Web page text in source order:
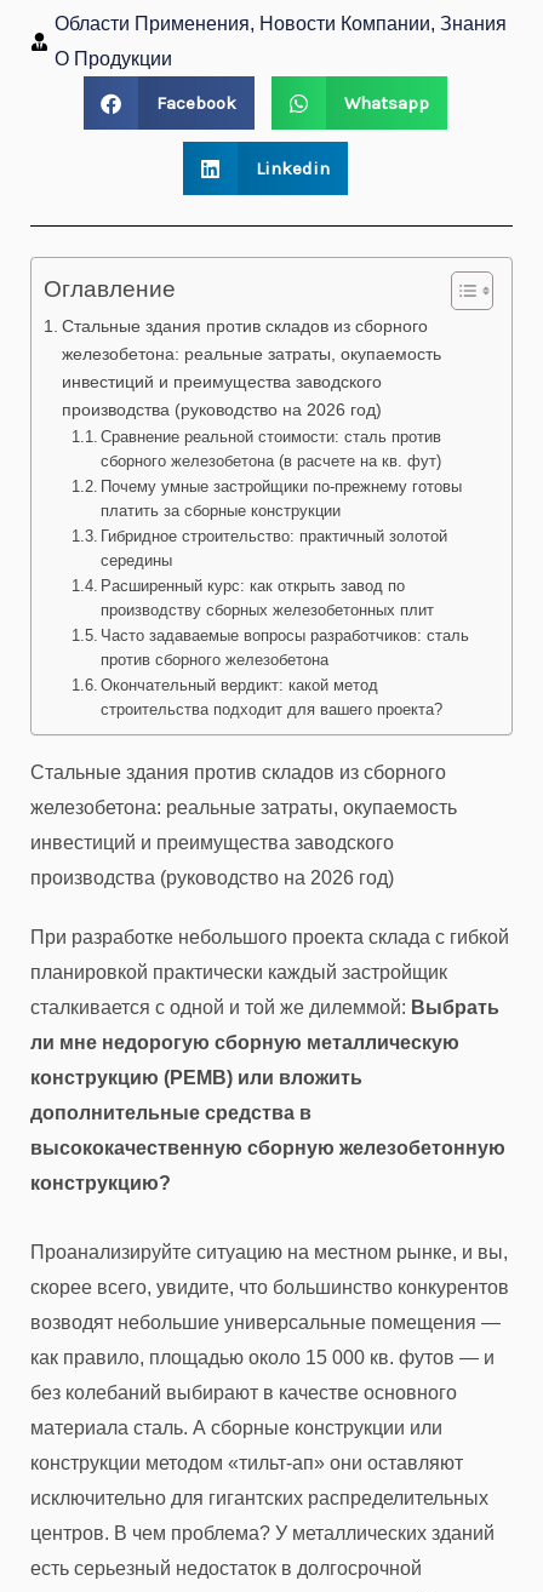
Области Применения, Новости Компании, Знания
О Продукции
Facebook Whatsapp
Linkedin
Оглавление
Стальные здания против складов из сборного
железобетона: реальные затраты, окупаемость
инвестиций и преимущества заводского
производства (руководство на 2026 год)
Сравнение реальной стоимости: сталь против
сборного железобетона (в расчете на кв. фут)
Почему умные застройщики по-прежнему готовы
платить за сборные конструкции
Гибридное строительство: практичный золотой
середины
Расширенный курс: как открыть завод по
производству сборных железобетонных плит
Часто задаваемые вопросы разработчиков: сталь
против сборного железобетона
Окончательный вердикт: какой метод
строительства подходит для вашего проекта?
Стальные здания против складов из сборного
железобетона: реальные затраты, окупаемость
инвестиций и преимущества заводского
производства (руководство на 2026 год)
При разработке небольшого проекта склада с гибкой
планировкой практически каждый застройщик
сталкивается с одной и той же дилеммой: Выбрать
ли мне недорогую сборную металлическую
конструкцию (PEMB) или вложить
дополнительные средства в
высококачественную сборную железобетонную
конструкцию?
Проанализируйте ситуацию на местном рынке, и вы,
скорее всего, увидите, что большинство конкурентов
возводят небольшие универсальные помещения —
как правило, площадью около 15 000 кв. футов — и
без колебаний выбирают в качестве основного
материала сталь. А сборные конструкции или
конструкции методом «тильт-ап» они оставляют
исключительно для гигантских распределительных
центров. В чем проблема? У металлических зданий
есть серьезный недостаток в долгосрочной